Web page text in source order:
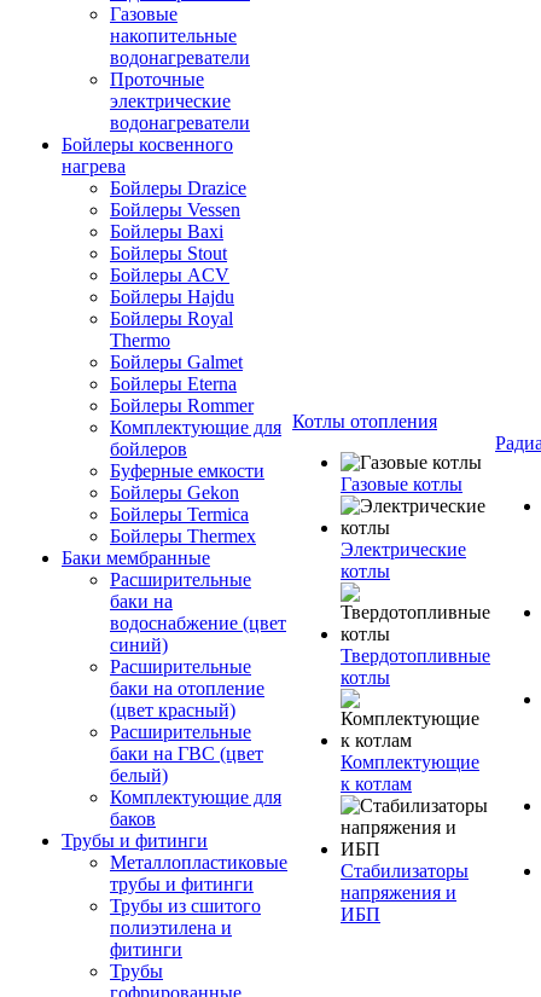
Газовые
накопительные
водонагреватели
Проточные
электрические
водонагреватели
Бойлеры косвенного
нагрева
Бойлеры Drazice
Бойлеры Vessen
Бойлеры Baxi
Бойлеры Stout
Бойлеры ACV
Бойлеры Hajdu
Бойлеры Royal
Thermo
Бойлеры Galmet
Бойлеры Eterna
Бойлеры Rommer
Комплектующие для
бойлеров
Буферные емкости
Бойлеры Gekon
Бойлеры Termica
Бойлеры Thermex
Баки мембранные
Расширительные
баки на
водоснабжение (цвет
синий)
Расширительные
баки на отопление
(цвет красный)
Расширительные
баки на ГВС (цвет
белый)
Комплектующие для
баков
Трубы и фитинги
Металлопластиковые
трубы и фитинги
Трубы из сшитого
полиэтилена и
фитинги
Трубы
гофрированные
Котлы отопления
Газовые котлы
Электрические
котлы
Твердотопливные
котлы
Комплектующие
к котлам
Стабилизаторы
напряжения и
ИБП